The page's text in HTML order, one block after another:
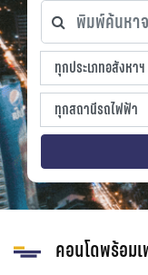
พิมพ์ค้นหาจากชื่
ทุกประเภทอสังหา
ทุกประเภทอสังหาฯ
sproperty
ทุกทำเลที่ตั้ง
ทุกสถานีรถไฟฟ้า
ทุกสถานีรถไฟฟ้า
strain-station
ทุกช่วงราคา
คอนโดพร้อม